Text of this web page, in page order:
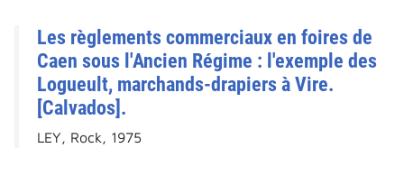
Les règlements commerciaux en foires de
Caen sous l'Ancien Régime : l'exemple des
Logueult, marchands-drapiers à Vire.
[Calvados].
LEY, Rock, 1975